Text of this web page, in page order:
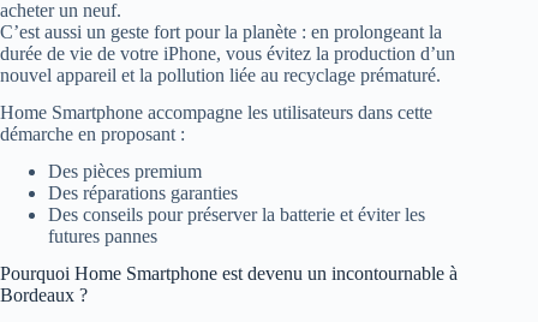
acheter un neuf.
C’est aussi un geste fort pour la planète : en prolongeant la
durée de vie de votre iPhone, vous évitez la production d’un
nouvel appareil et la pollution liée au recyclage prématuré.
Home Smartphone accompagne les utilisateurs dans cette
démarche en proposant :
Des pièces premium
Des réparations garanties
Des conseils pour préserver la batterie et éviter les
futures pannes
Pourquoi Home Smartphone est devenu un incontournable à
Bordeaux ?